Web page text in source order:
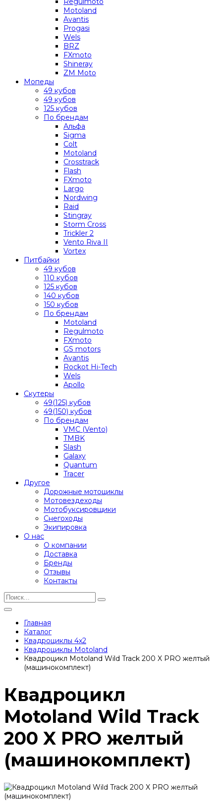
Motoland
Avantis
Progasi
Wels
BRZ
FXmoto
Shineray
ZM Moto
Мопеды
49 кубов
49 кубов
125 кубов
По брендам
Альфа
Sigma
Colt
Motoland
Crosstrack
Flash
FXmoto
Largo
Nordwing
Raid
Stingray
Storm Cross
Trickler 2
Vento Riva II
Vortex
Питбайки
49 кубов
110 кубов
125 кубов
140 кубов
150 кубов
По брендам
Motoland
Regulmoto
FXmoto
GS motors
Avantis
Rockot Hi-Tech
Wels
Apollo
Скутеры
49(125) кубов
49(150) кубов
По брендам
VMC (Vento)
TMBK
Slash
Galaxy
Quantum
Tracer
Другое
Дорожные мотоциклы
Мотовездеходы
Мотобуксировщики
Снегоходы
Экипировка
О нас
О компании
Доставка
Бренды
Отзывы
Контакты
Главная
Каталог
Квадроциклы 4x2
Квадроциклы Motoland
Квадроцикл Motoland Wild Track 200 X PRO желтый
(машинокомплект)
Квадроцикл
Motoland Wild Track
200 X PRO желтый
(машинокомплект)